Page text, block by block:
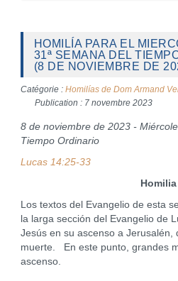
HOMILÍA PARA EL
31ª SEMANA DEL
(8 DE NOVIEMBRE DE
Catégorie : Homilías de Dom Armand
Publication : 7 novembre 2023
8 de noviembre de 2023 -
Tiempo Ordinario
Lucas 14:25-33
Homilia
Los textos del Evangelio de esta
la larga sección del Evangelio de
Jesús en su ascenso a Jerusalén,
muerte. En este punto, grandes
ascenso.